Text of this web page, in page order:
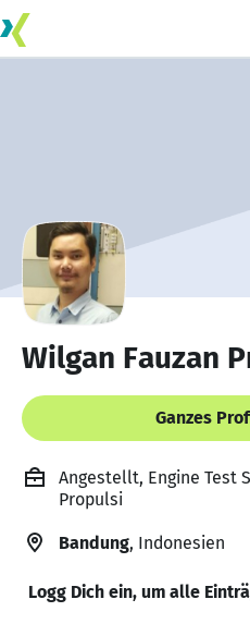
Wilgan Fauzan
Ganzes
Angestellt, Engine Test
Propulsi
Bandung, Indonesien
Logg Dich ein, um alle